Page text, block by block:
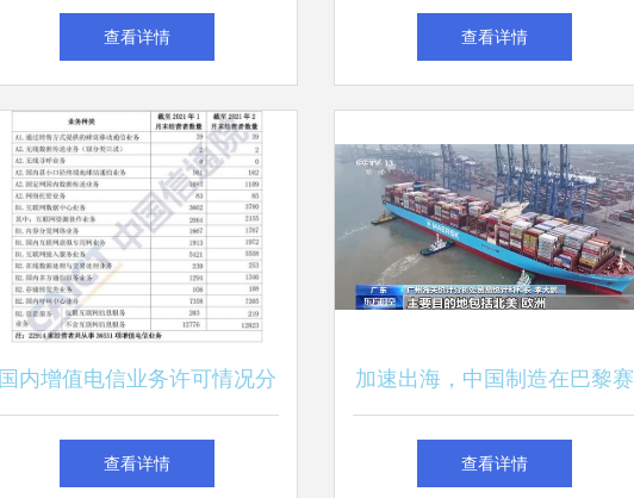
增值电信业务经营许可
查看详情
上海研发中心布局，拓展第一
查看详情
国内增值电信业务许可情况分
析报告（2021年2月）——聚
查看详情
加速出海，中国制造在巴黎赛
场崭露头角，助力第一类增值
查看详情